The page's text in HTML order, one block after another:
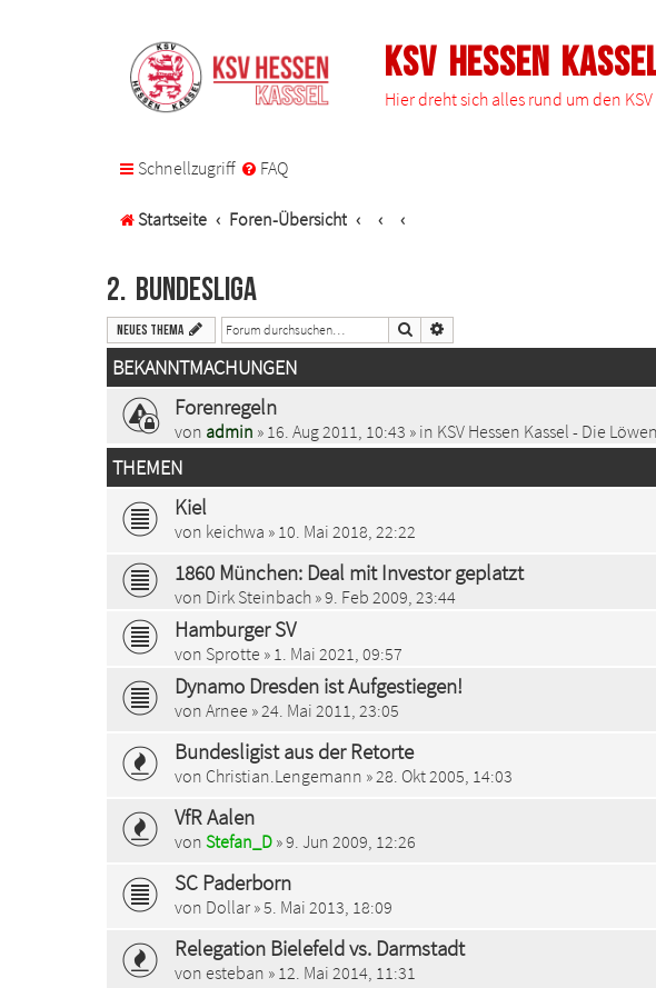
KSV Hessen
Hier dreht sich alles rund um den KSV
Schnellzugriff FAQ
Startseite Foren-Übersicht
2. Bundesliga
Neues Thema Suche
BEKANNTMACHUNGEN
Forenregeln
von admin » 16. Aug 2011, 10:43 » in KSV Hessen Kassel - Die Löwen
THEMEN
Kiel
von keichwa » 10. Mai 2018, 22:22
1860 München: Deal mit Investor geplatzt
von Dirk Steinbach » 9. Feb 2009, 23:44
Hamburger SV
von Sprotte » 1. Mai 2021, 09:57
Dynamo Dresden ist Aufgestiegen!
von Arnee » 24. Mai 2011, 23:05
Bundesligist aus der Retorte
von Christian.Lengemann » 28. Okt 2005, 14:03
VfR Aalen
von Stefan_D » 9. Jun 2009, 12:26
SC Paderborn
von Dollar » 5. Mai 2013, 18:09
Relegation Bielefeld vs. Darmstadt
von esteban » 12. Mai 2014, 11:31